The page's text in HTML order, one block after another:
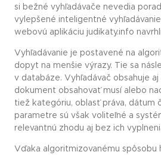
si bežné vyhľadávače nevedia
vylepšené inteligentné
webovú aplikáciu judikaty.info
Vyhľadávanie je postavené na
dopyt na menšie výrazy. Tie sa
v databáze. Vyhľadávač obsahuje
dokument obsahovať musí alebo
tiež kategóriu, oblasť práva, dátum
parametre sú však voliteľné a
relevantnú zhodu aj bez ich
Vďaka algoritmizovanému spôsobu